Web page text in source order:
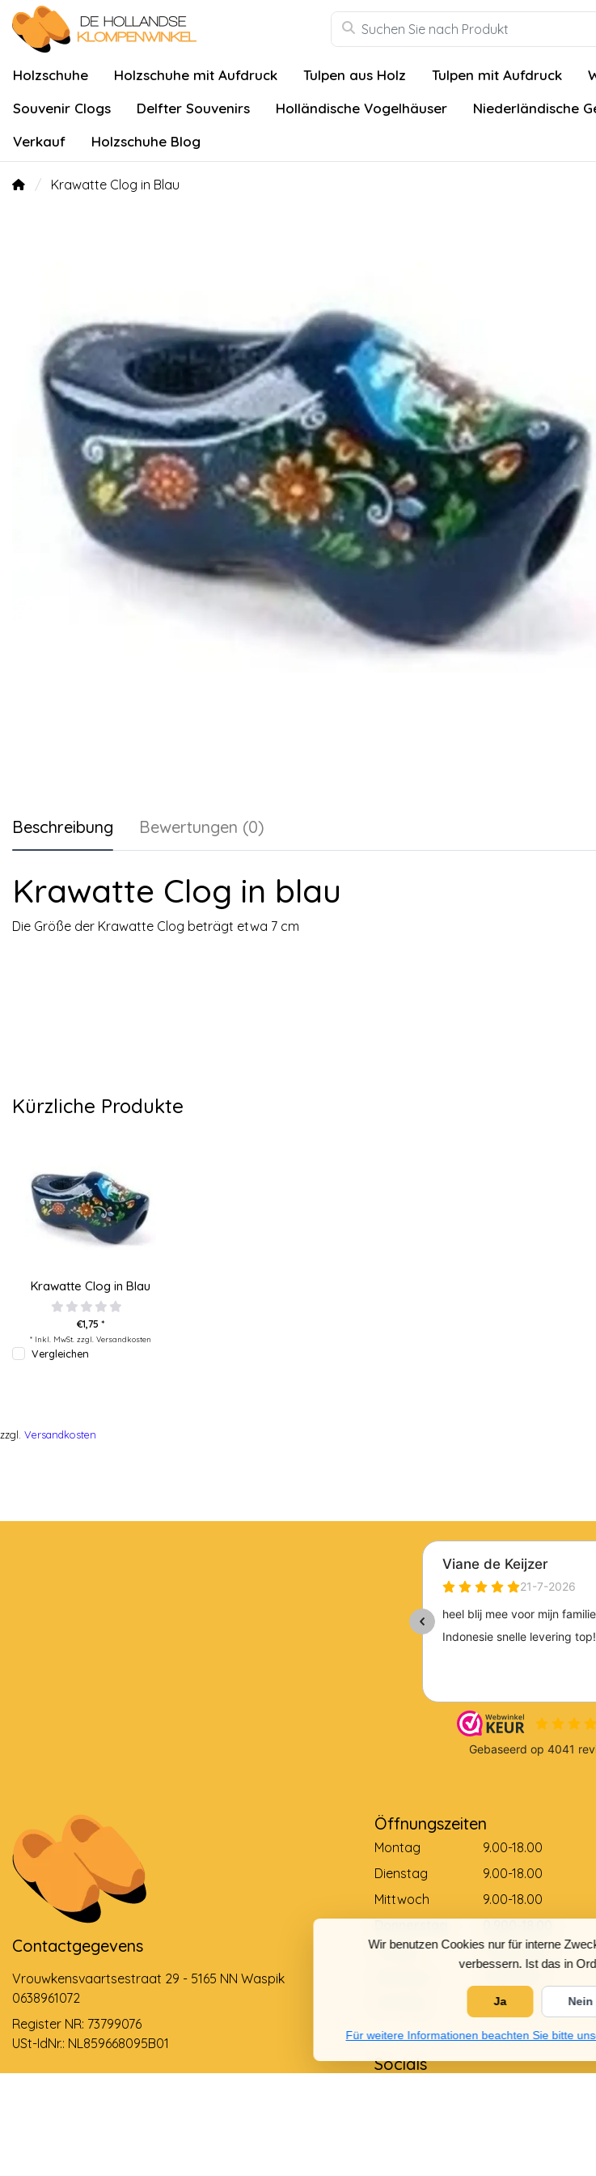
Wir benutzen Cookies nur für interne
verbessern. Ist das in
Ja Nein
Für weitere Informationen beachten Sie bitte
Holzschuhe Holzschuhe mit Aufdruck Tulpen aus Holz Tulpen mit Aufdruck
Souvenir Clogs
Delfter Souvenirs Holländische Vogelhäuser Niederländische
Verkauf
Holzschuhe Blog
Krawatte Clog in Blau
Beschreibung Bewertungen (0)
Krawatte Clog in blau
Die Größe der Krawatte Clog beträgt etwa 7 cm
Kürzliche Produkte
Krawatte Clog in Blau
€1,75 *
* Inkl. MwSt. zzgl. Versandkosten
Vergleichen
zzgl. Versandkosten
Contactgegevens
Vrouwkensvaartsestraat 29 - 5165 NN Waspik
0638961072
Register NR: 73799076
USt-IdNr.: NL859668095B01
Öffnungszeiten
Montag
9.00-18.00
Dienstag
9.00-18.00
Mittwoch
9.00-18.00
Freitag
0.900-18.00
Gesloten
Socials